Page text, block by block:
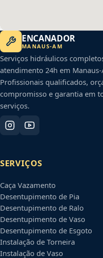
ENCANADOR
MANAUS-AM
Serviços hidráulicos
atendimento 24h em Manaus-
Profissionais qualificados,
compromisso e garantia em
serviços.
SERVIÇOS
Caça Vazamento
Desentupimento de Pia
Desentupimento de Ralo
Desentupimento de Vaso
Desentupimento de Esgoto
Instalação de Torneira
Instalação de Vaso